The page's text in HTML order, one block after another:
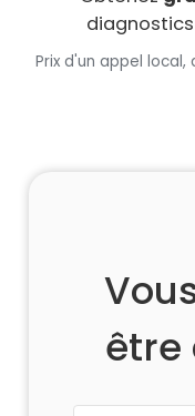
Prix d'un appel local,
être